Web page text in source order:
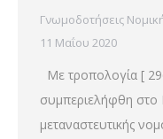
Γνωμοδοτήσεις
11 Μαΐου 2020
Με τροπολογία [
συμπεριελήφθη στο
μεταναστευτικής